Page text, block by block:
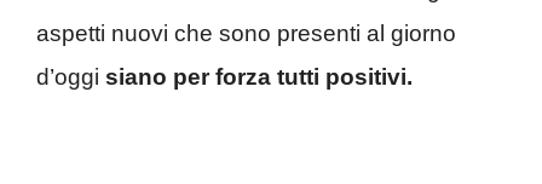
aspetti nuovi che sono presenti al giorno
d’oggi siano per forza tutti positivi.